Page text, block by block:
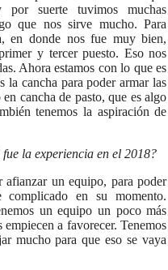
por suerte tuvimos muchas
que nos sirve mucho. Para
en donde nos fue muy bien,
y tercer puesto. Eso nos
Ahora estamos con lo que es
la cancha para poder armar las
cancha de pasto, que es algo
tenemos la aspiración de
la experiencia en el 2018?
afianzar un equipo, para poder
complicado en su momento.
un equipo un poco más
empiecen a favorecer. Tenemos
mucho para que eso se vaya